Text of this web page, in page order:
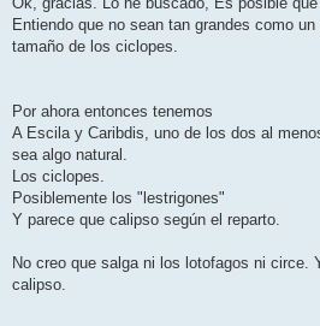
Entiendo que no sean tan grandes como un
tamaño de los ciclopes.
Por ahora entonces tenemos
A Escila y Caribdis, uno de los dos al
sea algo natural.
Los ciclopes.
Posiblemente los "lestrigones"
Y parece que calipso según el reparto.
No creo que salga ni los lotofagos ni circe.
calipso.